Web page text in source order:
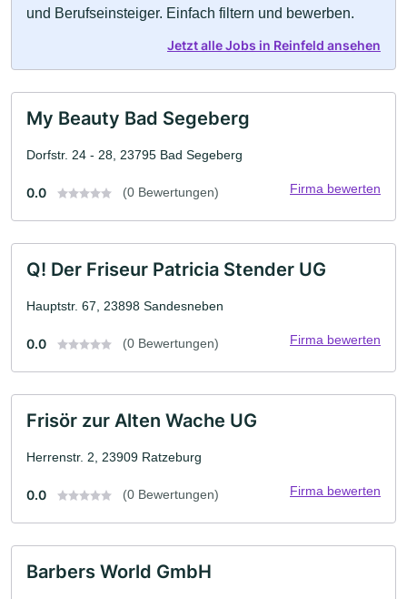
und Berufseinsteiger. Einfach filtern und bewerben.
Jetzt alle Jobs in Reinfeld ansehen
My Beauty Bad Segeberg
Dorfstr. 24 - 28, 23795 Bad Segeberg
0.0 (0 Bewertungen) Firma bewerten
Q! Der Friseur Patricia Stender UG
Hauptstr. 67, 23898 Sandesneben
0.0 (0 Bewertungen) Firma bewerten
Frisör zur Alten Wache UG
Herrenstr. 2, 23909 Ratzeburg
0.0 (0 Bewertungen) Firma bewerten
Barbers World GmbH